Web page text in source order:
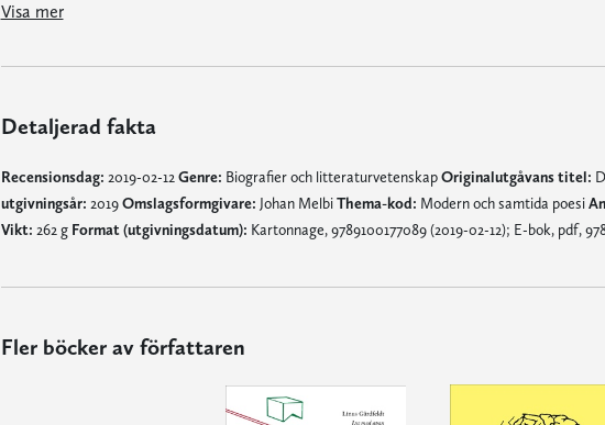
Visa mer
Detaljerad fakta
Recensionsdag: 2019-02-12 Genre: Biografier och litteraturvetenskapOriginalutgåvans titel:
utgivningsår: 2019Omslagsformgivare: Johan MelbiThema-kod: Modern och samtida poesi
Vikt: 262 g Format (utgivningsdatum): Kartonnage, 9789100177089 (2019-02-12); E-bok, pdf,
Fler böcker av författaren